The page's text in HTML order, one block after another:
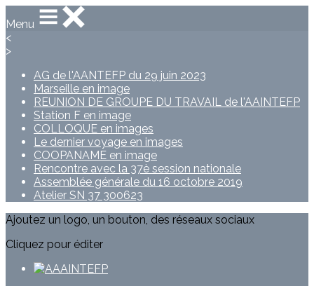
Menu
<
>
AG de l'AANTEFP du 29 juin 2023
Marseille en image
REUNION DE GROUPE DU TRAVAIL de l'AAINTEFP
Station F en image
COLLOQUE en images
Le dernier voyage en images
COOPANAME en image
Rencontre avec la 37è session nationale
Assemblée générale du 16 octobre 2019
Atelier SN 37 300623
Ajoutez un logo, un bouton, des réseaux sociaux
Cliquez pour éditer